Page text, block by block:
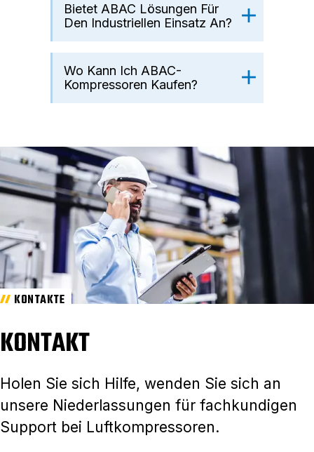
Bietet ABAC Lösungen Für
Den Industriellen Einsatz An?
Wo Kann Ich ABAC-
Kompressoren Kaufen?
KONTAKTE
KONTAKT
Holen Sie sich Hilfe, wenden Sie sich an
unsere Niederlassungen für fachkundigen
Support bei Luftkompressoren.